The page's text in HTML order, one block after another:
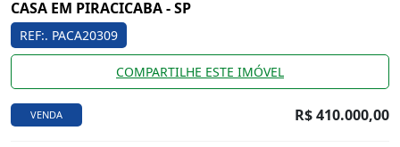
CASA EM PIRACICABA - SP
REF:. PACA20309
COMPARTILHE ESTE IMÓVEL
VENDA R$ 410.000,00